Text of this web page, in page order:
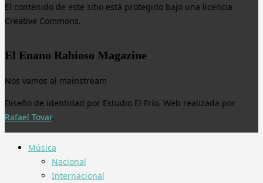
El contenido de este sitio está protegido bajo una licencia
Creative Commons.
El Enano Rabioso Magazine
Nos vamos al mainstream
Diseño de identidad por Estudio El Frío. Web realizada por
Rafael Tovar.
Música
Nacional
Internacional